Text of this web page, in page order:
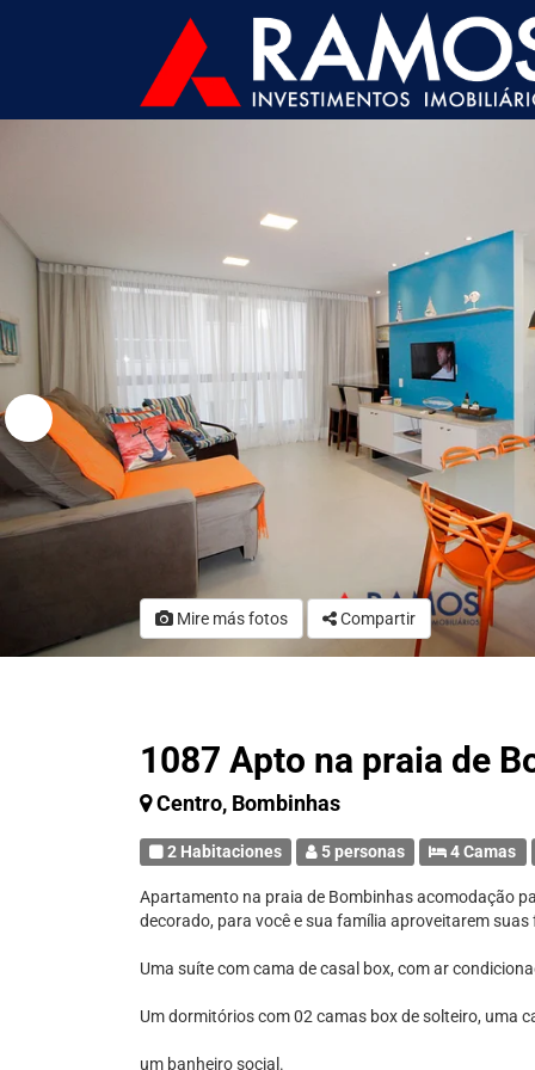
Mire más fotos Compartir
1087 Apto na praia de
Centro, Bombinhas
2 Habitaciones 5 personas 4 Camas
Apartamento na praia de Bombinhas acomodação
decorado, para você e sua família aproveitarem
Uma suíte com cama de casal box, com ar
Um dormitórios com 02 camas box de solteiro, uma
um banheiro social.